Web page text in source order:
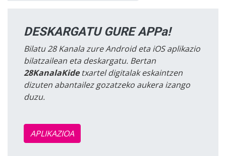
DESKARGATU GURE APPa!
Bilatu 28 Kanala zure Android eta iOS aplikazio
bilatzailean eta deskargatu. Bertan
28KanalaKidetxartel digitalak eskaintzen
dizuten abantailez gozatzeko aukera izango
duzu.
APLIKAZIOA